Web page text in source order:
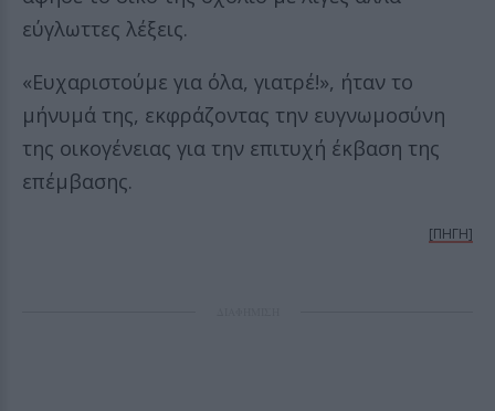
εύγλωττες λέξεις.
«Ευχαριστούμε για όλα, γιατρέ!», ήταν το
μήνυμά της, εκφράζοντας την ευγνωμοσύνη
της οικογένειας για την επιτυχή έκβαση της
επέμβασης.
[ΠΗΓΗ]